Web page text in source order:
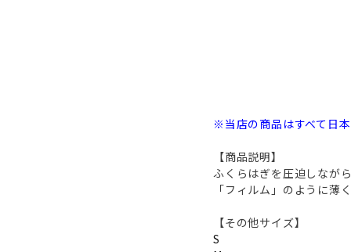
※当店の商品はすべて日
【商品説明】
ふくらはぎを圧迫しなが
「フィルム」のように薄
【その他サイズ】
S